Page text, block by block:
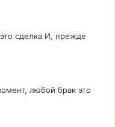
сделка И, прежде
любой брак это